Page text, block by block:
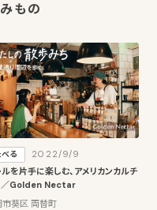
もの
べる
2022/9/9
を片手に楽しむ、アメリカンカルチ
／Golden Nectar
市葵区 両替町